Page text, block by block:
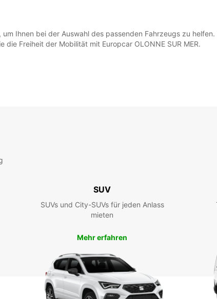
Ihnen bei der Auswahl des passenden Fahrzeugs zu
Freiheit der Mobilität mit Europcar OLONNE SUR MER.
SUV
SUVs und City-SUVs für jeden Anlass
mieten
Mehr erfahren